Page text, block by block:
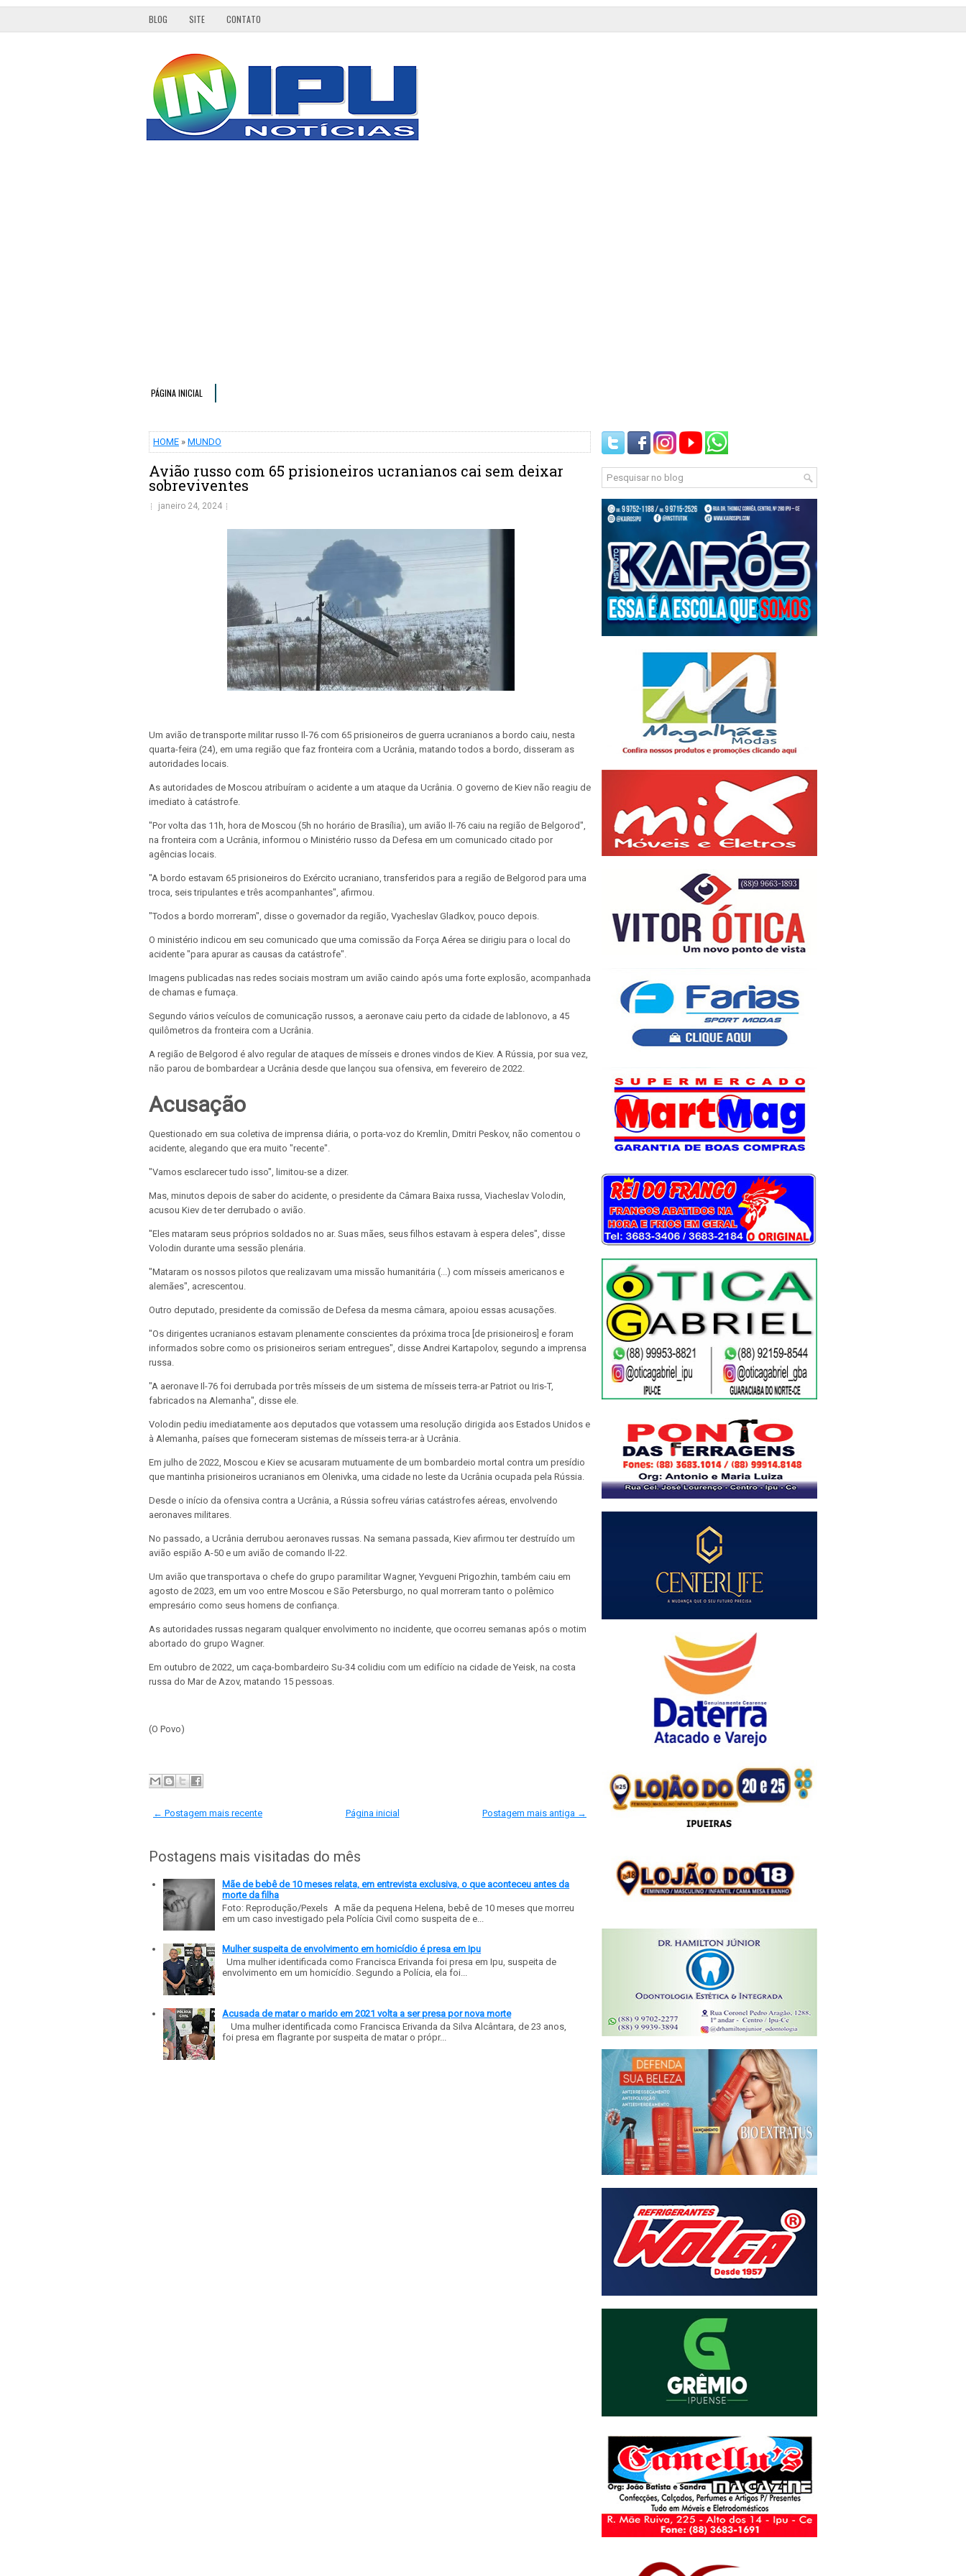
BLOG SITE CONTATO
PÁGINA INICIAL
HOME » MUNDO
Avião russo com 65 prisioneiros ucranianos cai sem deixar
sobreviventes
janeiro 24, 2024
Um avião de transporte militar russo Il-76 com 65 prisioneiros de guerra ucranianos a bordo caiu, nesta
quarta-feira (24), em uma região que faz fronteira com a Ucrânia, matando todos a bordo, disseram as
autoridades locais.
As autoridades de Moscou atribuíram o acidente a um ataque da Ucrânia. O governo de Kiev não reagiu de
imediato à catástrofe.
"Por volta das 11h, hora de Moscou (5h no horário de Brasília), um avião Il-76 caiu na região de Belgorod",
na fronteira com a Ucrânia, informou o Ministério russo da Defesa em um comunicado citado por
agências locais.
"A bordo estavam 65 prisioneiros do Exército ucraniano, transferidos para a região de Belgorod para uma
troca, seis tripulantes e três acompanhantes", afirmou.
"Todos a bordo morreram", disse o governador da região, Vyacheslav Gladkov, pouco depois.
O ministério indicou em seu comunicado que uma comissão da Força Aérea se dirigiu para o local do
acidente "para apurar as causas da catástrofe".
Imagens publicadas nas redes sociais mostram um avião caindo após uma forte explosão, acompanhada
de chamas e fumaça.
Segundo vários veículos de comunicação russos, a aeronave caiu perto da cidade de Iablonovo, a 45
quilômetros da fronteira com a Ucrânia.
A região de Belgorod é alvo regular de ataques de mísseis e drones vindos de Kiev. A Rússia, por sua vez,
não parou de bombardear a Ucrânia desde que lançou sua ofensiva, em fevereiro de 2022.
Acusação
Questionado em sua coletiva de imprensa diária, o porta-voz do Kremlin, Dmitri Peskov, não comentou o
acidente, alegando que era muito "recente".
"Vamos esclarecer tudo isso", limitou-se a dizer.
Mas, minutos depois de saber do acidente, o presidente da Câmara Baixa russa, Viacheslav Volodin,
acusou Kiev de ter derrubado o avião.
"Eles mataram seus próprios soldados no ar. Suas mães, seus filhos estavam à espera deles", disse
Volodin durante uma sessão plenária.
"Mataram os nossos pilotos que realizavam uma missão humanitária (...) com mísseis americanos e
alemães", acrescentou.
Outro deputado, presidente da comissão de Defesa da mesma câmara, apoiou essas acusações.
"Os dirigentes ucranianos estavam plenamente conscientes da próxima troca [de prisioneiros] e foram
informados sobre como os prisioneiros seriam entregues", disse Andrei Kartapolov, segundo a imprensa
russa.
"A aeronave Il-76 foi derrubada por três mísseis de um sistema de mísseis terra-ar Patriot ou Iris-T,
fabricados na Alemanha", disse ele.
Volodin pediu imediatamente aos deputados que votassem uma resolução dirigida aos Estados Unidos e
à Alemanha, países que forneceram sistemas de mísseis terra-ar à Ucrânia.
Em julho de 2022, Moscou e Kiev se acusaram mutuamente de um bombardeio mortal contra um presídio
que mantinha prisioneiros ucranianos em Olenivka, uma cidade no leste da Ucrânia ocupada pela Rússia.
Desde o início da ofensiva contra a Ucrânia, a Rússia sofreu várias catástrofes aéreas, envolvendo
aeronaves militares.
No passado, a Ucrânia derrubou aeronaves russas. Na semana passada, Kiev afirmou ter destruído um
avião espião A-50 e um avião de comando Il-22.
Um avião que transportava o chefe do grupo paramilitar Wagner, Yevgueni Prigozhin, também caiu em
agosto de 2023, em um voo entre Moscou e São Petersburgo, no qual morreram tanto o polêmico
empresário como seus homens de confiança.
As autoridades russas negaram qualquer envolvimento no incidente, que ocorreu semanas após o motim
abortado do grupo Wagner.
Em outubro de 2022, um caça-bombardeiro Su-34 colidiu com um edifício na cidade de Yeisk, na costa
russa do Mar de Azov, matando 15 pessoas.
(O Povo)
← Postagem mais recente Postagem mais antiga →
Página inicial
Postagens mais visitadas do mês
Mãe de bebê de 10 meses relata, em entrevista exclusiva, o que aconteceu antes da
morte da filha
Foto: Reprodução/Pexels A mãe da pequena Helena, bebê de 10 meses que morreu
em um caso investigado pela Polícia Civil como suspeita de e...
Mulher suspeita de envolvimento em homicídio é presa em Ipu
Uma mulher identificada como Francisca Erivanda foi presa em Ipu, suspeita de
envolvimento em um homicídio. Segundo a Polícia, ela foi...
Acusada de matar o marido em 2021 volta a ser presa por nova morte
Uma mulher identificada como Francisca Erivanda da Silva Alcântara, de 23 anos,
foi presa em flagrante por suspeita de matar o própr...